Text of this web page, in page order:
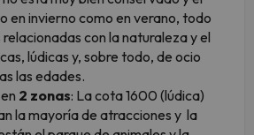
en invierno como en verano, todo
con la naturaleza y el
lúdicas y, sobre todo, de ocio
las edades.
2 zonas: La cota 1600 (lúdica)
la mayoría de atracciones y la